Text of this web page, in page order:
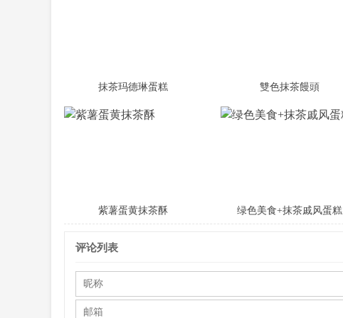
抹茶玛德琳蛋糕 雙色抹茶饅頭
紫薯蛋黄抹茶酥 绿色美食+抹茶戚风蛋糕
评论列表